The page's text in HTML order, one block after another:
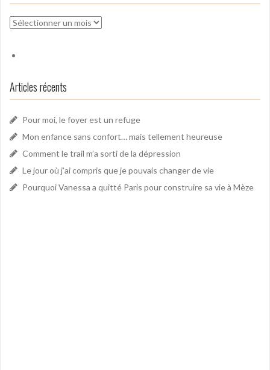
Archives
Articles récents
Pour moi, le foyer est un refuge
Mon enfance sans confort… mais tellement heureuse
Comment le trail m’a sorti de la dépression
Le jour où j’ai compris que je pouvais changer de vie
Pourquoi Vanessa a quitté Paris pour construire sa vie à Mèze